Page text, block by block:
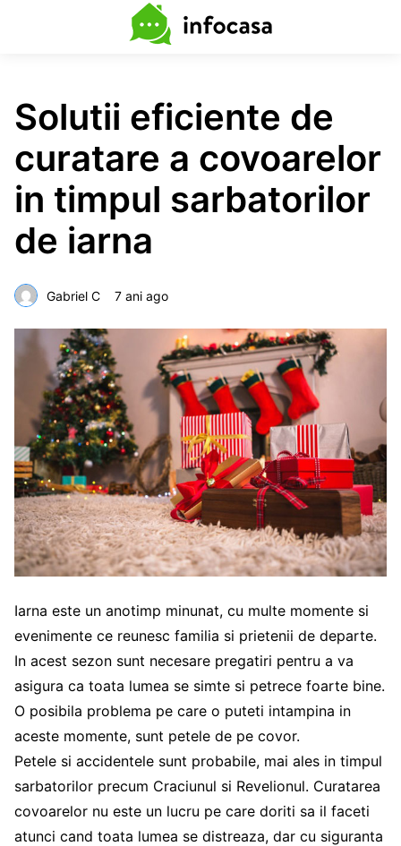
Solutii eficiente de
curatare a covoarelor
in timpul sarbatorilor
de iarna
Gabriel C 7 ani ago
Iarna este un anotimp minunat, cu multe momente si
evenimente ce reunesc familia si prietenii de departe.
In acest sezon sunt necesare pregatiri pentru a va
asigura ca toata lumea se simte si petrece foarte bine.
O posibila problema pe care o puteti intampina in
aceste momente, sunt petele de pe covor.
Petele si accidentele sunt probabile, mai ales in timpul
sarbatorilor precum Craciunul si Revelionul. Curatarea
covoarelor nu este un lucru pe care doriti sa il faceti
atunci cand toata lumea se distreaza, dar cu siguranta